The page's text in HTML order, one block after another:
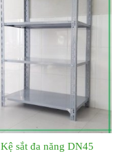
Kệ sắt đa năng DN45